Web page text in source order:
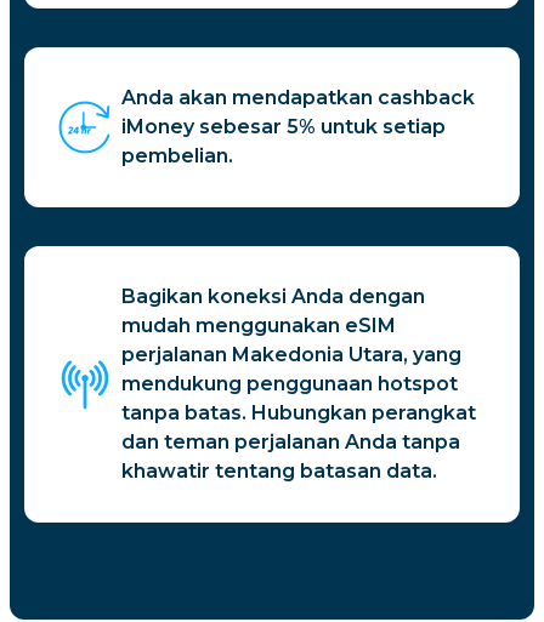
Anda akan mendapatkan cashback
iMoney sebesar 5% untuk setiap
pembelian.
Bagikan koneksi Anda dengan
mudah menggunakan eSIM
perjalanan Makedonia Utara, yang
mendukung penggunaan hotspot
tanpa batas. Hubungkan perangkat
dan teman perjalanan Anda tanpa
khawatir tentang batasan data.